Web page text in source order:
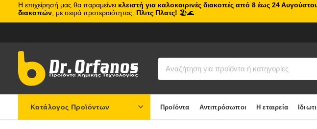
Κατάλογος Προϊόντων Προϊόντα Αντιπρόσωποι Η εταιρεία
Η επιχείρησή μας θα παραμείνει κλειστή για καλοκαιρινές διακοπές από 8 έως 24
διακοπών , με σειρά προτεραιότητας. Πλιτς Πλατς! 🏖️🌊